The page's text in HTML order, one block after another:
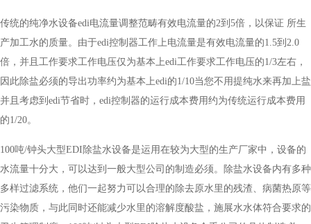
传统的纯净水设备edi电流量调整范畴有效电流量的2到5倍，以保证 所生
产加工水的质量。由于edi控制器工作上电流量是有效电流量的1.5到2.0
倍，并且工作要求工作电压仅为基本上edi工作要求工作电压的1/3左右，
因此除盐必须的导出功率约为基本上edi的1/10当您不用提纯水来再加上盐
并且考虑到edi节省时，edi控制器的运行成本费用约为传统运行成本费用
的1/20。
100吨/钟头大型EDI除盐水设备是运用在较为大型的生产厂家中，设备的
水流量十分大，可以达到一般大型公司的制造必须。除盐水设备内有多种
多样过滤系统，他们一起努力可以合理的除去原水里的残渣、病菌热原等
污染物质，与此同时还能减少水里的溶解度酸盐，施展水水体符合要求的